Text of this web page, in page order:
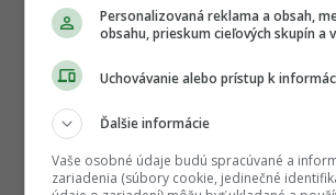
Personalizovaná reklama a obsah,
obsahu, prieskum cieľových skupín a
Uchovávanie alebo prístup k
Ďalšie informácie
Vaše osobné údaje budú spracúvané a
zariadenia (súbory cookie, jedinečné